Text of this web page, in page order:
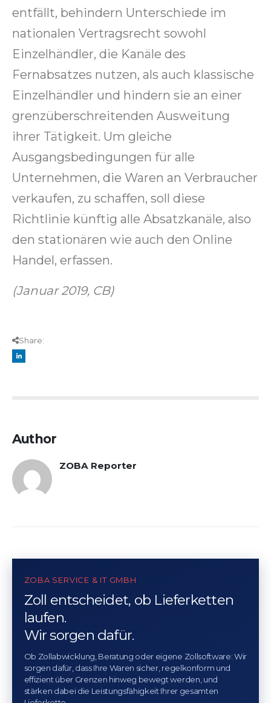
entfällt, behindern Unterschiede im
nationalen Vertragsrecht sowohl
Einzelhändler, die Kanäle des
Fernabsatzes nutzen, als auch klassische
Einzelhändler und hindern sie an einer
grenzüberschreitenden Ausweitung
ihrer Tätigkeit. Um gleiche
Ausgangsbedingungen für alle
Unternehmen, die Waren an Verbraucher
verkaufen, zu schaffen, soll diese
Richtlinie künftig alle Absatzkanäle, also
den stationären wie auch den Online
Handel, erfassen.
(Januar 2019, CB)
Share:
Author
ZOBA Reporter
ZOBA SERVICE & IT GMBH
Zoll entscheidet, ob Lieferketten
laufen.
Wir sorgen dafür.
Ob Zollabwicklung, Beratung oder eigene Zollsoftware: Wir
sorgen dafür, dass Ihre Waren sicher, regelkonform und
effizient über Grenzen hinweg bewegt werden, und
stärken dabei die Leistungsfähigkeit Ihrer gesamten